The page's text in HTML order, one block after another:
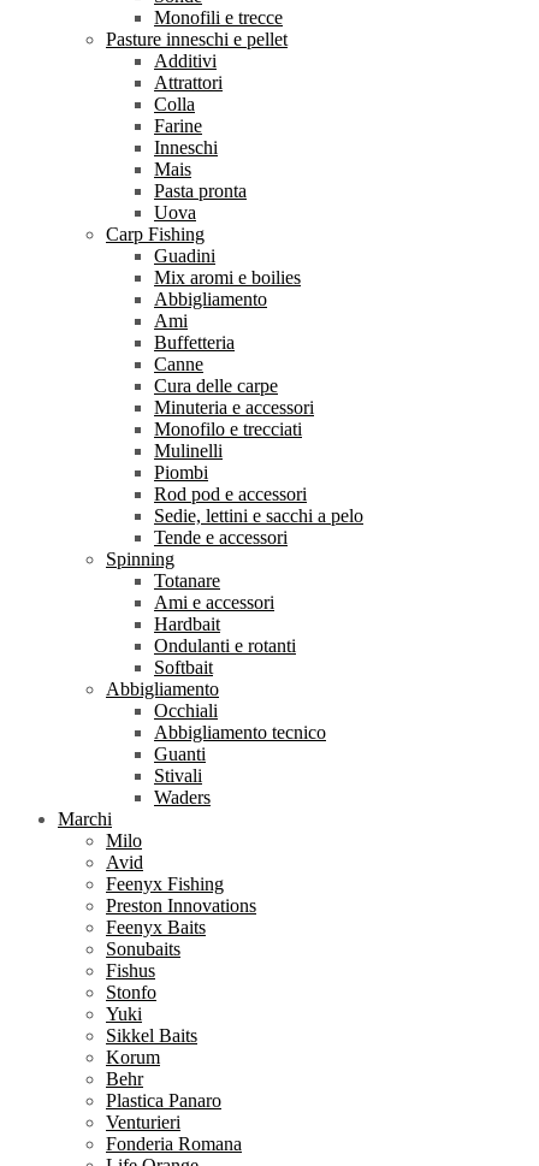
Monofili e trecce
Pasture inneschi e pellet
Additivi
Attrattori
Colla
Farine
Inneschi
Mais
Pasta pronta
Uova
Carp Fishing
Guadini
Mix aromi e boilies
Abbigliamento
Ami
Buffetteria
Canne
Cura delle carpe
Minuteria e accessori
Monofilo e trecciati
Mulinelli
Piombi
Rod pod e accessori
Sedie, lettini e sacchi a pelo
Tende e accessori
Spinning
Totanare
Ami e accessori
Hardbait
Ondulanti e rotanti
Softbait
Abbigliamento
Occhiali
Abbigliamento tecnico
Guanti
Stivali
Waders
Marchi
Milo
Avid
Feenyx Fishing
Preston Innovations
Feenyx Baits
Sonubaits
Fishus
Stonfo
Yuki
Sikkel Baits
Korum
Behr
Plastica Panaro
Venturieri
Fonderia Romana